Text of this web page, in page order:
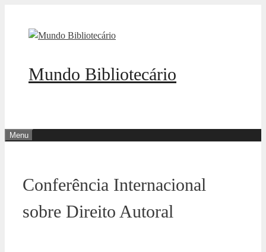
Mundo Bibliotecário
Menu
Conferência Internacional
sobre Direito Autoral